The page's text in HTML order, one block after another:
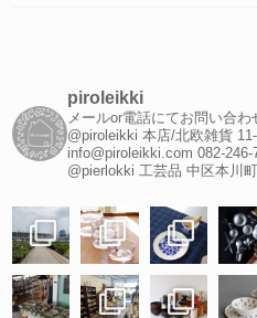
piroleikki
メールor電話にてお問い合
@piroleikki 本店/北欧雑貨
info@piroleikki.com 082-246-
@pierlokki 工芸品 中区本川